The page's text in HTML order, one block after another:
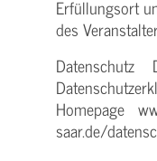
Erfüllungsort
des
Datenschutz
Homepage
saar.de/